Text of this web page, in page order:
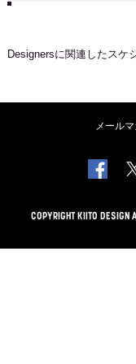
Designersに関連したスケ
メール
COPYRIGHT KIITO DESIGN